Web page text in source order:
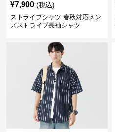
¥7,900 (税込)
ストライプシャツ 春秋対応メン
ズストライプ長袖シャツ